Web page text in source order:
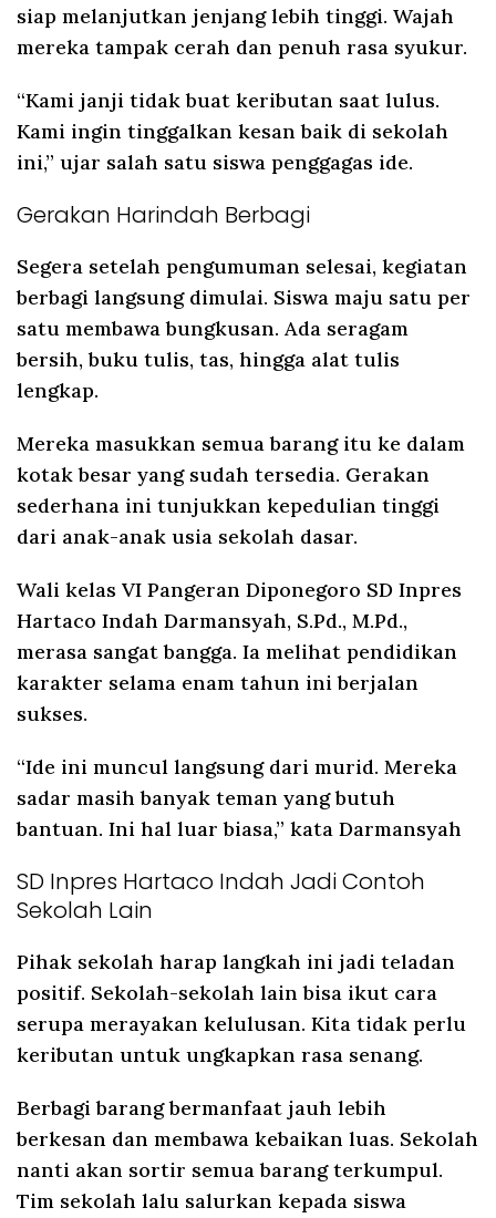
siap melanjutkan jenjang lebih tinggi. Wajah
mereka tampak cerah dan penuh rasa syukur.
“Kami janji tidak buat keributan saat lulus.
Kami ingin tinggalkan kesan baik di sekolah
ini,” ujar salah satu siswa penggagas ide.
Gerakan Harindah Berbagi
Segera setelah pengumuman selesai, kegiatan
berbagi langsung dimulai. Siswa maju satu per
satu membawa bungkusan. Ada seragam
bersih, buku tulis, tas, hingga alat tulis
lengkap.
Mereka masukkan semua barang itu ke dalam
kotak besar yang sudah tersedia. Gerakan
sederhana ini tunjukkan kepedulian tinggi
dari anak-anak usia sekolah dasar.
Wali kelas VI Pangeran Diponegoro SD Inpres
Hartaco Indah Darmansyah, S.Pd., M.Pd.,
merasa sangat bangga. Ia melihat pendidikan
karakter selama enam tahun ini berjalan
sukses.
“Ide ini muncul langsung dari murid. Mereka
sadar masih banyak teman yang butuh
bantuan. Ini hal luar biasa,” kata Darmansyah
SD Inpres Hartaco Indah Jadi Contoh
Sekolah Lain
Pihak sekolah harap langkah ini jadi teladan
positif. Sekolah-sekolah lain bisa ikut cara
serupa merayakan kelulusan. Kita tidak perlu
keributan untuk ungkapkan rasa senang.
Berbagi barang bermanfaat jauh lebih
berkesan dan membawa kebaikan luas. Sekolah
nanti akan sortir semua barang terkumpul.
Tim sekolah lalu salurkan kepada siswa